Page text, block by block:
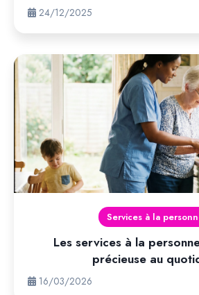
24/12/2025
Services à la
Les services à la
précieuse au
16/03/2026